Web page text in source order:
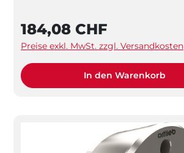
184,08 CHF
Preise exkl. MwSt. zzgl. Versandkosten
In den Warenkorb